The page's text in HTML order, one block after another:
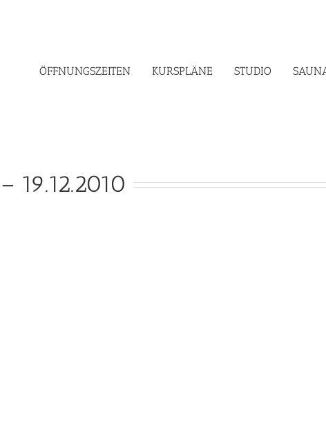
ÖFFNUNGSZEITEN KURSPLÄNE STUDIO
19.12.2010